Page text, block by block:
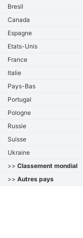
Bresil
Canada
Espagne
Etats-Unis
France
Italie
Pays-Bas
Portugal
Pologne
Russie
Suisse
Ukraine
>> Classement mondial
>> Autres pays